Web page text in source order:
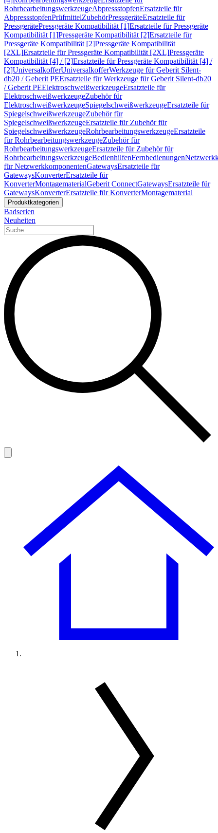
RohrbearbeitungswerkzeugeAbpressstopfenErsatzteile für
AbpressstopfenPrüfmittelZubehörPressgeräteErsatzteile für
PressgerätePressgeräte Kompatibilität [1]Ersatzteile für Pressgeräte
Kompatibilität [1]Pressgeräte Kompatibilität [2]Ersatzteile für
Pressgeräte Kompatibilität [2]Pressgeräte Kompatibilität
[2XL]Ersatzteile für Pressgeräte Kompatibilität [2XL]Pressgeräte
Kompatibilität [4] / [2]Ersatzteile für Pressgeräte Kompatibilität [4] /
[2]UniversalkofferUniversalkofferWerkzeuge für Geberit Silent-
db20 / Geberit PEErsatzteile für Werkzeuge für Geberit Silent-db20
/ Geberit PEElektroschweißwerkzeugeErsatzteile für
ElektroschweißwerkzeugeZubehör für
ElektroschweißwerkzeugeSpiegelschweißwerkzeugeErsatzteile für
SpiegelschweißwerkzeugeZubehör für
SpiegelschweißwerkzeugeErsatzteile für Zubehör für
SpiegelschweißwerkzeugeRohrbearbeitungswerkzeugeErsatzteile
für RohrbearbeitungswerkzeugeZubehör für
RohrbearbeitungswerkzeugeErsatzteile für Zubehör für
RohrbearbeitungswerkzeugeBedienhilfenFernbedienungen
für NetzwerkkomponentenGatewaysErsatzteile für
GatewaysKonverterErsatzteile für
KonverterMontagematerialGeberit ConnectGatewaysErsatzteile für
GatewaysKonverterErsatzteile für KonverterMontagematerial
Produktkategorien
Badserien
Neuheiten